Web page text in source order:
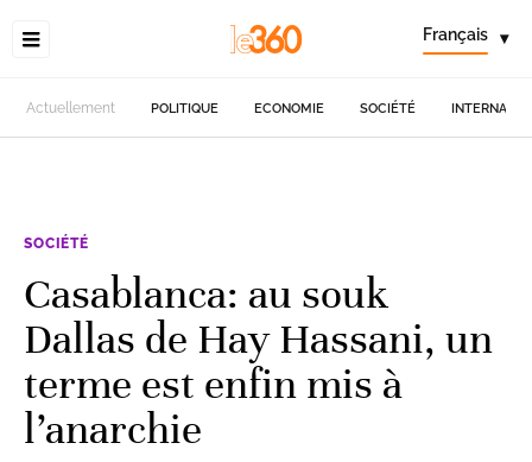
Français ▾
Actuellement POLITIQUE ECONOMIE SOCIÉTÉ
SOCIÉTÉ
Casablanca: au souk
Dallas de Hay Hassani, un
terme est enfin mis à
l’anarchie